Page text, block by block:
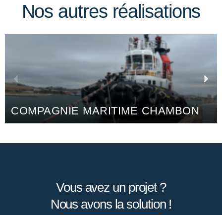
Nos autres réalisations
NOVAWATT
Vous avez un projet ?
Nous avons la solution !